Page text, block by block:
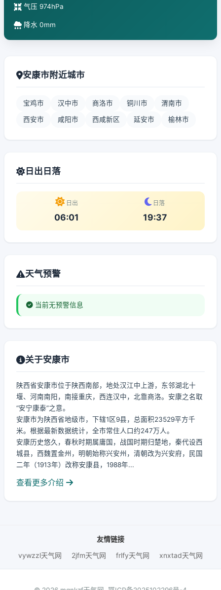
气压 974hPa
降水 0mm
安康市附近城市
宝鸡市 汉中市 商洛市 铜川市 渭南市
西安市 咸阳市 西咸新区 延安市 榆林市
日出日落
日出
06:01
日落
19:37
天气预警
当前无预警信息
关于安康市
陕西省安康市位于陕西南部，地处汉江中上游，东邻湖北十
堰、河南南阳，南接重庆，西连汉中，北靠商洛。安康之名取
“安宁康泰”之意。
安康市为陕西省地级市，下辖1区9县，总面积23529平方千
米。根据最新数据统计，全市常住人口约247万人。
安康历史悠久，春秋时期属庸国，战国时期归楚地，秦代设西
城县，西魏置金州，明朝始称兴安州，清朝改为兴安府，民国
二年（1913年）改称安康县，1988年...
查看更多介绍
友情链接
vywzzl天气网
2jfm天气网 frlfy天气网 xnxtad天气网